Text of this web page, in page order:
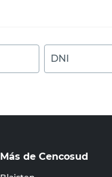
DNI
Más de Cencosud